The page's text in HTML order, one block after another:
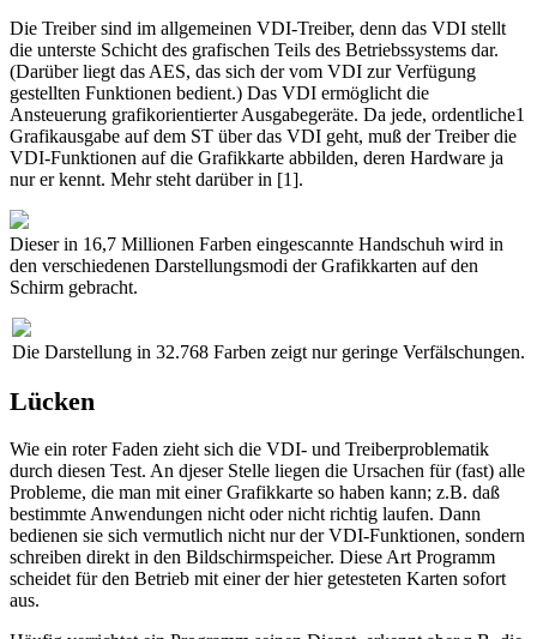
Die Treiber sind im allgemeinen VDI-Treiber, denn das VDI stellt
die unterste Schicht des grafischen Teils des Betriebssystems dar.
(Darüber liegt das AES, das sich der vom VDI zur Verfügung
gestellten Funktionen bedient.) Das VDI ermöglicht die
Ansteuerung grafikorientierter Ausgabegeräte. Da jede, ordentliche1
Grafikausgabe auf dem ST über das VDI geht, muß der Treiber die
VDI-Funktionen auf die Grafikkarte abbilden, deren Hardware ja
nur er kennt. Mehr steht darüber in [1].
Dieser in 16,7 Millionen Farben eingescannte Handschuh wird in
den verschiedenen Darstellungsmodi der Grafikkarten auf den
Schirm gebracht.
Die Darstellung in 32.768 Farben zeigt nur geringe Verfälschungen.
Lücken
Wie ein roter Faden zieht sich die VDI- und Treiberproblematik
durch diesen Test. An djeser Stelle liegen die Ursachen für (fast) alle
Probleme, die man mit einer Grafikkarte so haben kann; z.B. daß
bestimmte Anwendungen nicht oder nicht richtig laufen. Dann
bedienen sie sich vermutlich nicht nur der VDI-Funktionen, sondern
schreiben direkt in den Bildschirmspeicher. Diese Art Programm
scheidet für den Betrieb mit einer der hier getesteten Karten sofort
aus.